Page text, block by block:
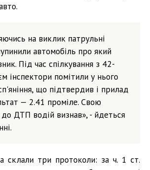
на виклик патрульні
автомобіль про який
Під час спілкування з 42-
інспектори помітили у нього
що підтвердив і прилад
— 2.41 проміле. Свою
до ДТП водій визнав», - йдеться
склали три протоколи: за ч. 1 ст.